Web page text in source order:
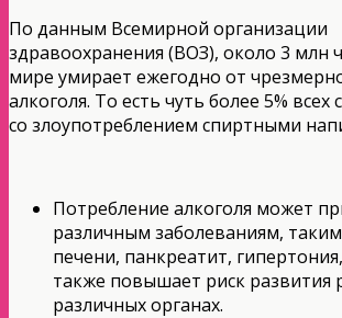
По данным Всемирной организации
здравоохранения (ВОЗ), около 3 млн
мире умирает ежегодно от
алкоголя. То есть чуть более 5% всех
со злоупотреблением спиртными
Потребление алкоголя может
различным заболеваниям,
печени, панкреатит,
также повышает риск развития
различных органах.